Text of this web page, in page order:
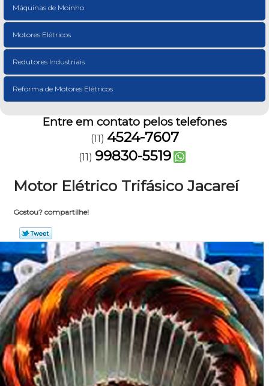
Máquinas de Moinho
Motores Elétricos
Redutores Industriais
Reforma de Motores Elétricos
Entre em contato pelos telefones
(11) 4524-7607
(11) 99830-5519
Motor Elétrico Trifásico Jacareí
Gostou? compartilhe!